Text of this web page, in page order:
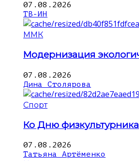
07.08.2026
ТВ-ИН
ММК
Модернизация
07.08.2026
Дина Столярова
Спорт
Ко Дню физкультурника
07.08.2026
Татьяна Артёменко